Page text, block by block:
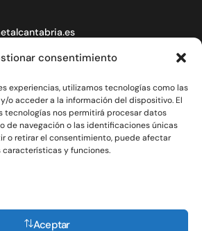
consentimiento
experiencias, utilizamos tecnologías como las
o acceder a la información del dispositivo. El
tecnologías nos permitirá procesar datos
de navegación o las identificaciones únicas
o retirar el consentimiento, puede afectar
y funciones.
Aceptar
DE EMPLEO